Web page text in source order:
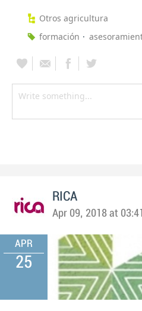
Otros agricultura
formación
RICA
Apr 09, 2018 at 03:41
APR
25